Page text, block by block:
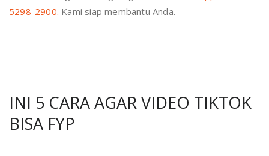
5298-2900. Kami siap membantu Anda.
INI 5 CARA AGAR VIDEO TIKTOK
BISA FYP